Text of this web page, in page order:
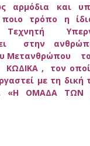
αρμόδια και
ποιο τρόπο η
Τεχνητή
στην
Μετανθρώπου
ΚΩΔΙΚΑ , τον
με τη δική
«Η ΟΜΑΔΑ ΤΩΝ